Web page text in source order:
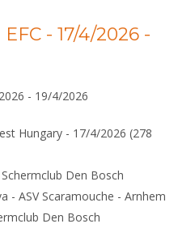
- 17/4/2026 -
- 19/4/2026
Hungary - 17/4/2026 (278
Den Bosch
- ASV Scaramouche - Arnhem
Den Bosch